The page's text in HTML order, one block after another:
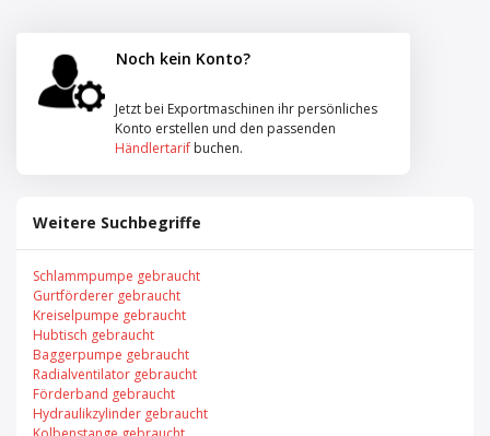
Noch kein Konto?
Jetzt bei Exportmaschinen ihr persönliches
Konto erstellen und den passenden
Händlertarif buchen.
Weitere Suchbegriffe
Schlammpumpe gebraucht
Gurtförderer gebraucht
Kreiselpumpe gebraucht
Hubtisch gebraucht
Baggerpumpe gebraucht
Radialventilator gebraucht
Förderband gebraucht
Hydraulikzylinder gebraucht